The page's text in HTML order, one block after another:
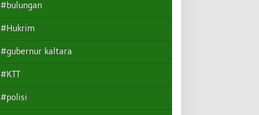
#bulungan
#Hukrim
#gubernur kaltara
#KTT
#polisi